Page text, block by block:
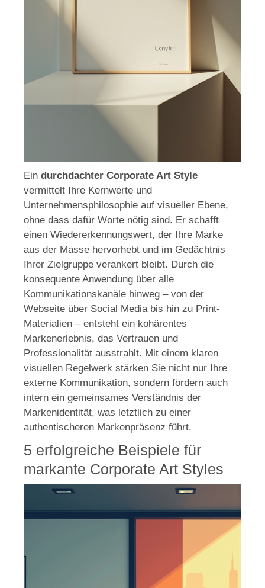
Ein durchdachter Corporate Art Style
vermittelt Ihre Kernwerte und
Unternehmensphilosophie auf visueller Ebene,
ohne dass dafür Worte nötig sind. Er schafft
einen Wiedererkennungswert, der Ihre Marke
aus der Masse hervorhebt und im Gedächtnis
Ihrer Zielgruppe verankert bleibt. Durch die
konsequente Anwendung über alle
Kommunikationskanäle hinweg – von der
Webseite über Social Media bis hin zu Print-
Materialien – entsteht ein kohärentes
Markenerlebnis, das Vertrauen und
Professionalität ausstrahlt. Mit einem klaren
visuellen Regelwerk stärken Sie nicht nur Ihre
externe Kommunikation, sondern fördern auch
intern ein gemeinsames Verständnis der
Markenidentität, was letztlich zu einer
authentischeren Markenpräsenz führt.
5 erfolgreiche Beispiele für
markante Corporate Art Styles